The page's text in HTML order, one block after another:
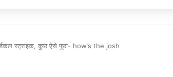
स्ट्राइक, कुछ ऐसे पूछा- how’s the josh